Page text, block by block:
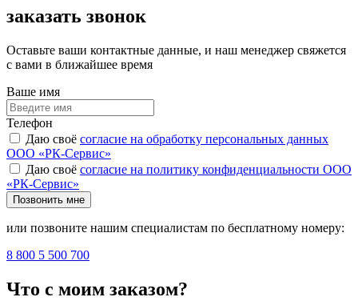
заказать звонок
Оставьте ваши контактные данные, и наш менеджер свяжется
с вами в ближайшее время
Ваше имя
Телефон
Даю своё согласие на обработку персональных данных
ООО «РК-Сервис»
Даю своё согласие на политику конфиденциальности ООО
«РК-Сервис»
Позвонить мне
или позвоните нашим специалистам по бесплатному номеру:
8 800 5 500 700
Что с моим заказом?